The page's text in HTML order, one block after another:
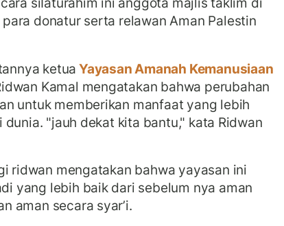
donatur serta relawan Aman Palestin
ketua Yayasan Amanah Kemanusiaan
Kamal mengatakan bahwa perubahan
untuk memberikan manfaat yang lebih
dunia. "jauh dekat kita bantu," kata Ridwan
ridwan mengatakan bahwa yayasan ini
yang lebih baik dari sebelum nya aman
aman secara syar’i.